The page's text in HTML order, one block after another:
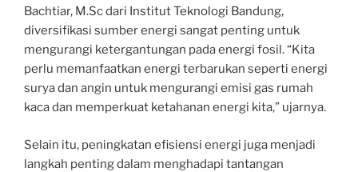
Bachtiar, M.Sc dari Institut Teknologi Bandung,
diversifikasi sumber energi sangat penting untuk
mengurangi ketergantungan pada energi fosil. “Kita
perlu memanfaatkan energi terbarukan seperti energi
surya dan angin untuk mengurangi emisi gas rumah
kaca dan memperkuat ketahanan energi kita,” ujarnya.
Selain itu, peningkatan efisiensi energi juga menjadi
langkah penting dalam menghadapi tantangan